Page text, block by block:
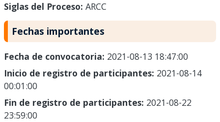
Siglas del Proceso: ARCC
Fechas importantes
Fecha de convocatoria: 2021-08-13 18:47:00
Inicio de registro de participantes: 2021-08-14
00:01:00
Fin de registro de participantes: 2021-08-22
23:59:00